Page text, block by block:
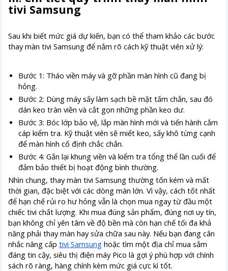
tivi Samsung
Sau khi biết mức giá dự kiến, bạn có thể tham khảo các bước
thay màn tivi Samsung để nắm rõ cách kỹ thuật viên xử lý:
Bước 1: Tháo viền máy và gỡ phần màn hình cũ đang bị
hỏng.
Bước 2: Dùng máy sấy làm sạch bề mặt tấm chắn, sau đó
dán keo tràn viền và cắt gọn những phần keo dư.
Bước 3: Bóc lớp bảo vệ, lắp màn hình mới và tiến hành cắm
cáp kiểm tra. Kỹ thuật viên sẽ miết keo, sấy khô từng cạnh
để màn hình cố định chắc chắn.
Bước 4: Gắn lại khung viền và kiểm tra tổng thể lần cuối để
đảm bảo thiết bị hoạt động bình thường.
Nhìn chung, thay màn tivi Samsung thường tốn kém và mất
thời gian, đặc biệt với các dòng màn lớn. Vì vậy, cách tốt nhất
để hạn chế rủi ro hư hỏng vẫn là chọn mua ngay từ đầu một
chiếc tivi chất lượng. Khi mua đúng sản phẩm, đúng nơi uy tín,
bạn không chỉ yên tâm về độ bền mà còn hạn chế tối đa khả
năng phải thay màn hay sửa chữa sau này. Nếu bạn đang cân
nhắc nâng cấp tivi Samsung hoặc tìm một địa chỉ mua sắm
đáng tin cậy, siêu thị điện máy Pico là gợi ý phù hợp với chính
sách rõ ràng, hàng chính kèm mức giá cực kì tốt.